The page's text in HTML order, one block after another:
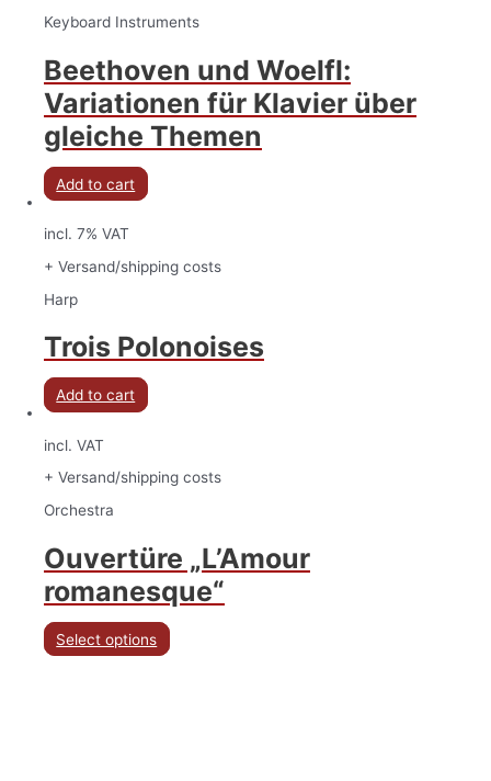
Keyboard Instruments
Beethoven und Woelfl:
Variationen für Klavier über
gleiche Themen
Add to cart
incl. 7% VAT
+ Versand/shipping costs
Harp
Trois Polonoises
Add to cart
incl. VAT
+ Versand/shipping costs
Orchestra
Ouvertüre „L’Amour
romanesque“
Select options